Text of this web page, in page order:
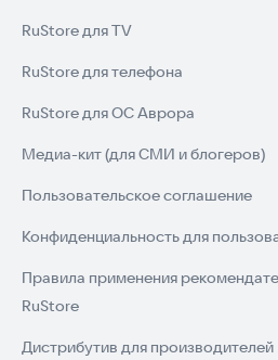
RuStore для TV
RuStore для телефона
RuStore для ОС Аврора
Медиа-кит (для СМИ и блогеров)
Пользовательское соглашение
Конфиденциальность для
Правила применения
RuStore
Дистрибутив для производителей